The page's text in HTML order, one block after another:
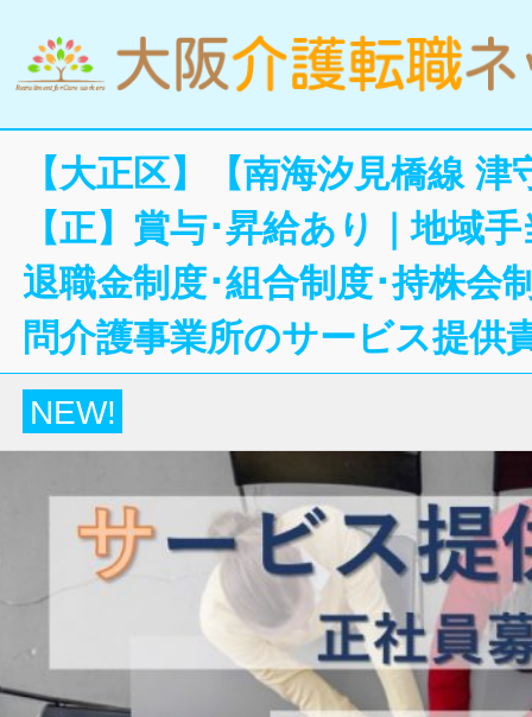
【大正区】【南海汐見橋線
【正】賞与･昇給あり｜地域
退職金制度･組合制度･持株会
問介護事業所のサービス提供
NEW!